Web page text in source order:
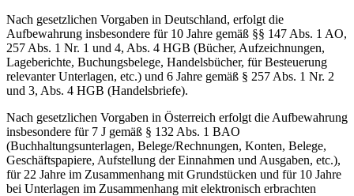
Nach gesetzlichen Vorgaben in Deutschland, erfolgt die
Aufbewahrung insbesondere für 10 Jahre gemäß §§ 147 Abs. 1 AO,
257 Abs. 1 Nr. 1 und 4, Abs. 4 HGB (Bücher, Aufzeichnungen,
Lageberichte, Buchungsbelege, Handelsbücher, für Besteuerung
relevanter Unterlagen, etc.) und 6 Jahre gemäß § 257 Abs. 1 Nr. 2
und 3, Abs. 4 HGB (Handelsbriefe).
Nach gesetzlichen Vorgaben in Österreich erfolgt die Aufbewahrung
insbesondere für 7 J gemäß § 132 Abs. 1 BAO
(Buchhaltungsunterlagen, Belege/Rechnungen, Konten, Belege,
Geschäftspapiere, Aufstellung der Einnahmen und Ausgaben, etc.),
für 22 Jahre im Zusammenhang mit Grundstücken und für 10 Jahre
bei Unterlagen im Zusammenhang mit elektronisch erbrachten